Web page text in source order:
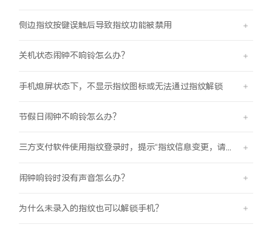
侧边指纹按键误触后导致指纹功能被禁用
关机状态闹钟不响铃怎么办？
手机熄屏状态下，不显示指纹图标或无法通过指纹解锁
节假日闹钟不响铃怎么办？
三方支付软件使用指纹登录时，提示“指纹信息变更，请重新验证登录信息后使用”
闹钟响铃时没有声音怎么办？
为什么未录入的指纹也可以解锁手机？